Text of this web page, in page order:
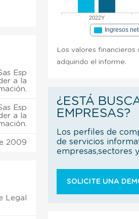
Esp
a la
Esp
a la
2009
Legal
2022Y
Ingresos
Los valores financieros
adquirido el informe.
¿ESTÁ
EMPRESAS?
Los perfiles de
de servicios
empresas,sectores
SOLICITE UNA